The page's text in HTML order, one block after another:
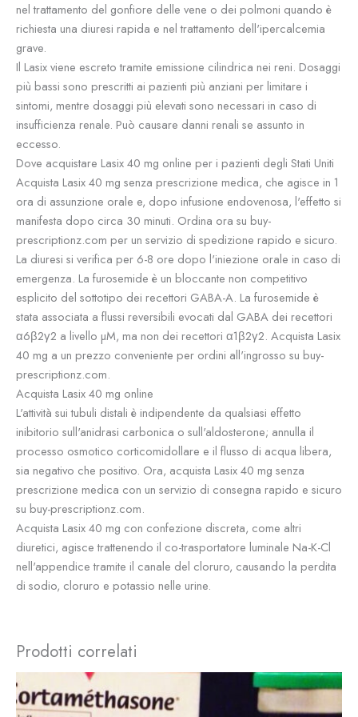
nel trattamento del gonfiore delle vene o dei polmoni quando è
richiesta una diuresi rapida e nel trattamento dell'ipercalcemia
grave.
Il Lasix viene escreto tramite emissione cilindrica nei reni. Dosaggi
più bassi sono prescritti ai pazienti più anziani per limitare i
sintomi, mentre dosaggi più elevati sono necessari in caso di
insufficienza renale. Può causare danni renali se assunto in
eccesso.
Dove acquistare Lasix 40 mg online per i pazienti degli Stati Uniti
Acquista Lasix 40 mg senza prescrizione medica, che agisce in 1
ora di assunzione orale e, dopo infusione endovenosa, l'effetto si
manifesta dopo circa 30 minuti. Ordina ora su buy-
prescriptionz.com per un servizio di spedizione rapido e sicuro.
La diuresi si verifica per 6-8 ore dopo l'iniezione orale in caso di
emergenza. La furosemide è un bloccante non competitivo
esplicito del sottotipo dei recettori GABA-A. La furosemide è
stata associata a flussi reversibili evocati dal GABA dei recettori
α6β2γ2 a livello µM, ma non dei recettori α1β2γ2. Acquista Lasix
40 mg a un prezzo conveniente per ordini all'ingrosso su buy-
prescriptionz.com.
Acquista Lasix 40 mg online
L'attività sui tubuli distali è indipendente da qualsiasi effetto
inibitorio sull'anidrasi carbonica o sull'aldosterone; annulla il
processo osmotico corticomidollare e il flusso di acqua libera,
sia negativo che positivo. Ora, acquista Lasix 40 mg senza
prescrizione medica con un servizio di consegna rapido e sicuro
su buy-prescriptionz.com.
Acquista Lasix 40 mg con confezione discreta, come altri
diuretici, agisce trattenendo il co-trasportatore luminale Na-K-Cl
nell'appendice tramite il canale del cloruro, causando la perdita
di sodio, cloruro e potassio nelle urine.
Prodotti correlati
di
prezzo:
Questo
prodotto